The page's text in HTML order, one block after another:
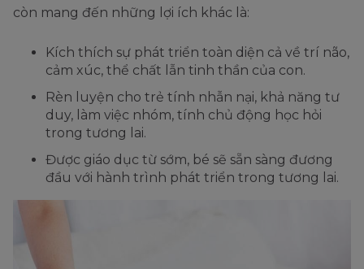
còn mang đến những lợi ích khác là:
Kích thích sự phát triển toàn diện cả về trí não,
cảm xúc, thể chất lẫn tinh thần của con.
Rèn luyện cho trẻ tính nhẫn nại, khả năng tư
duy, làm việc nhóm, tính chủ động học hỏi
trong tương lai.
Được giáo dục từ sớm, bé sẽ sẵn sàng đương
đầu với hành trình phát triển trong tương lai.